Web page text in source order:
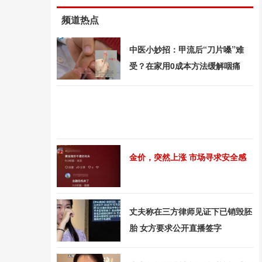
频道热点
中医小妙招：甲流后“刀片嗓”难
受？在家用0成本方法缓解咽痛
金价，突然上涨 市场寻求安全感
丈夫称在三方律师见证下已销毁胚
胎 女方要求公开直播签字